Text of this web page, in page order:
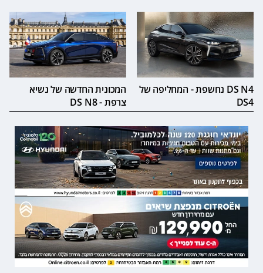
DS N4 נחשפת - המחליפה של
DS4
המכונית החדשה של נשיא
צרפת - DS N8